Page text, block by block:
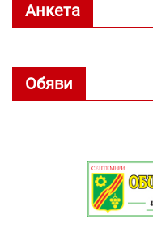
Анкета
Обяви